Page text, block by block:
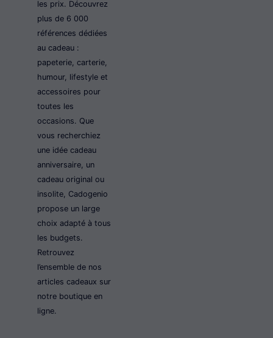
les prix. Découvrez
plus de 6 000
références dédiées
au cadeau :
papeterie, carterie,
humour, lifestyle et
accessoires pour
toutes les
occasions. Que
vous recherchiez
une idée cadeau
anniversaire, un
cadeau original ou
insolite, Cadogenio
propose un large
choix adapté à tous
les budgets.
Retrouvez
l’ensemble de nos
articles cadeaux sur
notre boutique en
ligne.